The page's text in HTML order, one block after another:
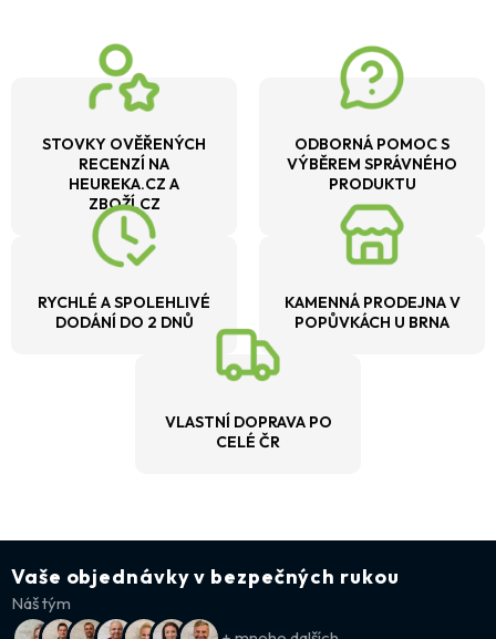
STOVKY OVĚŘENÝCH
RECENZÍ NA
HEUREKA.CZ A
ZBOŽÍ.CZ
ODBORNÁ POMOC S
VÝBĚREM SPRÁVNÉHO
PRODUKTU
RYCHLÉ A SPOLEHLIVÉ
DODÁNÍ DO 2 DNŮ
KAMENNÁ PRODEJNA V
POPŮVKÁCH U BRNA
VLASTNÍ DOPRAVA PO
CELÉ ČR
Vaše objednávky v bezpečných rukou
Náš tým